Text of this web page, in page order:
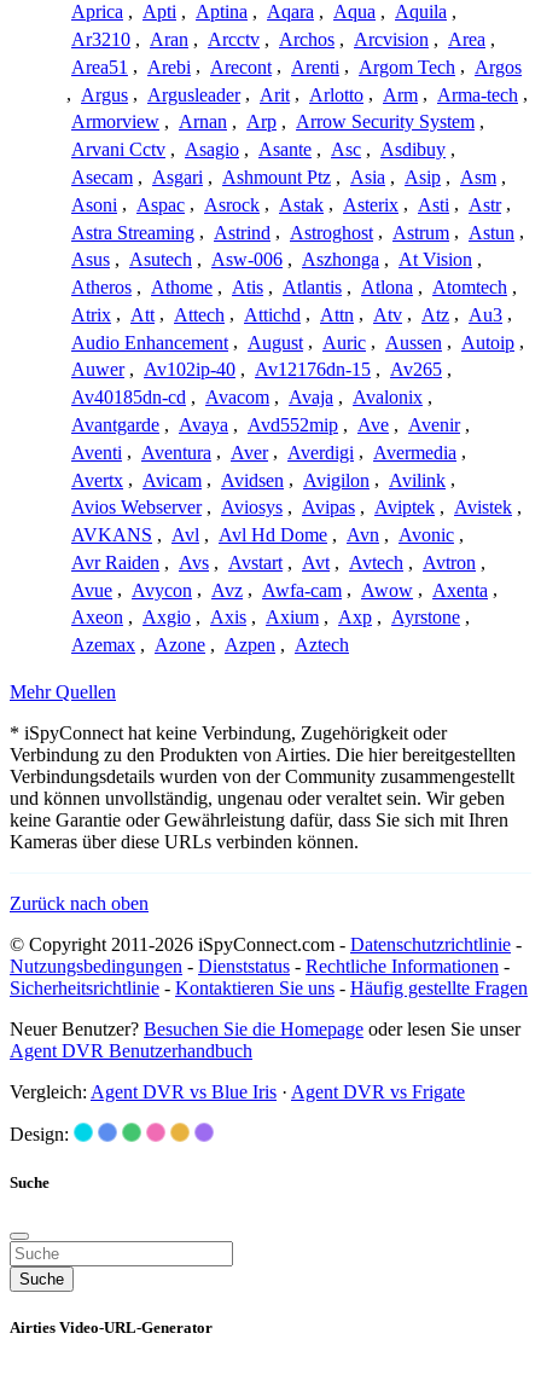
Aprica , Apti , Aptina , Aqara , Aqua , Aquila ,
Ar3210 , Aran , Arcctv , Archos , Arcvision , Area ,
Area51 , Arebi , Arecont , Arenti , Argom Tech , Argos
, Argus , Argusleader , Arit , Arlotto , Arm , Arma-tech ,
Armorview , Arnan , Arp , Arrow Security System ,
Arvani Cctv , Asagio , Asante , Asc , Asdibuy ,
Asecam , Asgari , Ashmount Ptz , Asia , Asip , Asm ,
Asoni , Aspac , Asrock , Astak , Asterix , Asti , Astr ,
Astra Streaming , Astrind , Astroghost , Astrum , Astun ,
Asus , Asutech , Asw-006 , Aszhonga , At Vision ,
Atheros , Athome , Atis , Atlantis , Atlona , Atomtech ,
Atrix , Att , Attech , Attichd , Attn , Atv , Atz , Au3 ,
Audio Enhancement , August , Auric , Aussen , Autoip ,
Auwer , Av102ip-40 , Av12176dn-15 , Av265 ,
Av40185dn-cd , Avacom , Avaja , Avalonix ,
Avantgarde , Avaya , Avd552mip , Ave , Avenir ,
Aventi , Aventura , Aver , Averdigi , Avermedia ,
Avertx , Avicam , Avidsen , Avigilon , Avilink ,
Avios Webserver , Aviosys , Avipas , Aviptek , Avistek ,
AVKANS , Avl , Avl Hd Dome , Avn , Avonic ,
Avr Raiden , Avs , Avstart , Avt , Avtech , Avtron ,
Avue , Avycon , Avz , Awfa-cam , Awow , Axenta ,
Axeon , Axgio , Axis , Axium , Axp , Ayrstone ,
Azemax , Azone , Azpen , Aztech
Mehr Quellen
* iSpyConnect hat keine Verbindung, Zugehörigkeit oder
Verbindung zu den Produkten von Airties. Die hier bereitgestellten
Verbindungsdetails wurden von der Community zusammengestellt
und können unvollständig, ungenau oder veraltet sein. Wir geben
keine Garantie oder Gewährleistung dafür, dass Sie sich mit Ihren
Kameras über diese URLs verbinden können.
Zurück nach oben
© Copyright 2011-2026 iSpyConnect.com - Datenschutzrichtlinie -
Nutzungsbedingungen - Dienststatus - Rechtliche Informationen -
Sicherheitsrichtlinie - Kontaktieren Sie uns - Häufig gestellte Fragen
Neuer Benutzer? Besuchen Sie die Homepage oder lesen Sie unser
Agent DVR Benutzerhandbuch
Vergleich: Agent DVR vs Blue Iris · Agent DVR vs Frigate
Design:
Suche
Suche
Airties Video-URL-Generator